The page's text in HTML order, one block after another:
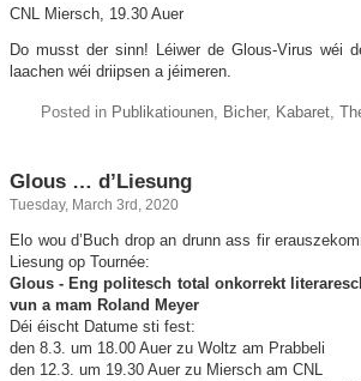
CNL Miersch, 19.30 Auer
Do musst der sinn! Léiwer de Glous-Virus wéi
laachen wéi driipsen a jéimeren.
Posted in Publikatiounen, Bicher, Kabaret,
Glous … d’Liesung
Tuesday, March 3rd, 2020
Elo wou d’Buch drop an drunn ass fir
Liesung op Tournée:
Glous - Eng politesch total onkorrekt
vun a mam Roland Meyer
Déi éischt Datume sti fest:
den 8.3. um 18.00 Auer zu Woltz am Prabbeli
den 12.3. um 19.30 Auer zu Miersch am CNL